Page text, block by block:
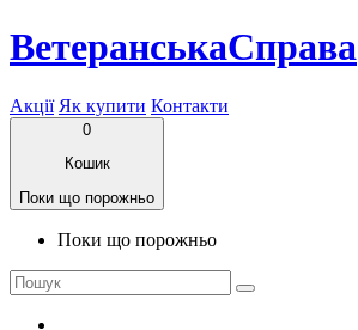
ВетеранськаСправа
Акції Як купити Контакти
0
Кошик
Поки що порожньо
Поки що порожньо